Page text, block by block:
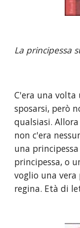
La principessa
C'era una volta
sposarsi, però
qualsiasi.
non c'era
una
principessa, o
voglio una vera
regina. Età di